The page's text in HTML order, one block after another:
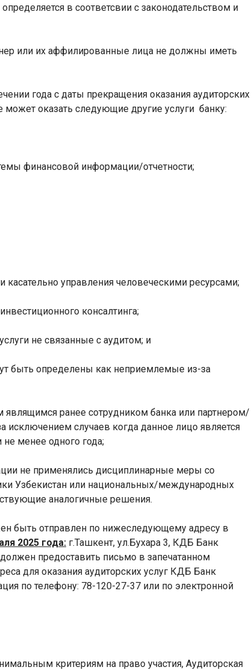
в соответсвии с законодательством и
или их аффилированные лица не должны иметь
года с даты прекращения оказания аудиторских
может оказать следующие другие услуги банку:
финансовой информации/отчетности;
касательно управления человеческими ресурсами;
консалтинга;
не связанные с аудитом; и
быть определены как неприемлемые из-за
ранее сотрудником банка или партнером/
исключением случаев когда данное лицо является
не менее одного года;
не применялись дисциплинарные меры со
Узбекистан или национальных/международных
аналогичные решения.
быть отправлен по нижеследующему адресу в
2025 года:г.Ташкент, ул.Бухара 3, КДБ Банк
предоставить письмо в запечатанном
для оказания аудиторских услуг КДБ Банк
по телефону: 78-120-27-37 или по электронной
критериям на право участия, Аудиторская